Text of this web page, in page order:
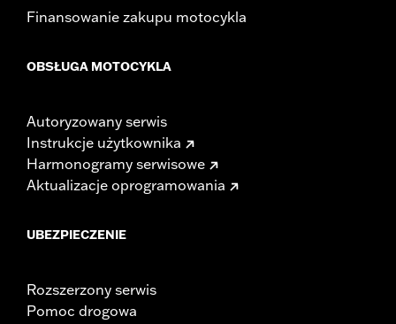
Finansowanie zakupu motocykla
OBSŁUGA MOTOCYKLA
Autoryzowany serwis
Instrukcje użytkownika
Harmonogramy serwisowe
Aktualizacje oprogramowania
UBEZPIECZENIE
Rozszerzony serwis
Pomoc drogowa